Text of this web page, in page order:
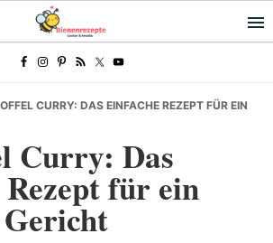
CURRY: DAS EINFACHE REZEPT FÜR EIN
Curry: Das
für ein